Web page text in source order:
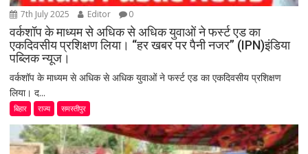
7th July 2025 Editor 0
वर्कशॉप के माध्यम से अधिक से अधिक युवाओं ने फर्स्ट एड का
एकदिवसीय प्रशिक्षण लिया। “हर खबर पर पैनी नजर” (IPN)इंडिया
पब्लिक न्यूज।
वर्कशॉप के माध्यम से अधिक से अधिक युवाओं ने फर्स्ट एड का एकदिवसीय प्रशिक्षण
लिया। द...
बिहार राज्य समस्तीपुर